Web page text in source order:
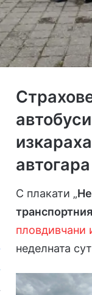
автогара
С плакати „
пловдивчани
неделната